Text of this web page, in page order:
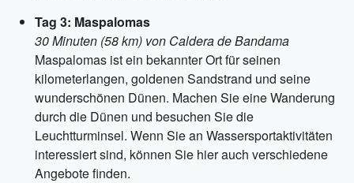
Tag 3: Maspalomas
30 Minuten (58 km) von Caldera de Bandama
Maspalomas ist ein bekannter Ort für seinen
kilometerlangen, goldenen Sandstrand und seine
wunderschönen Dünen. Machen Sie eine Wanderung
durch die Dünen und besuchen Sie die
Leuchtturminsel. Wenn Sie an Wassersportaktivitäten
interessiert sind, können Sie hier auch verschiedene
Angebote finden.